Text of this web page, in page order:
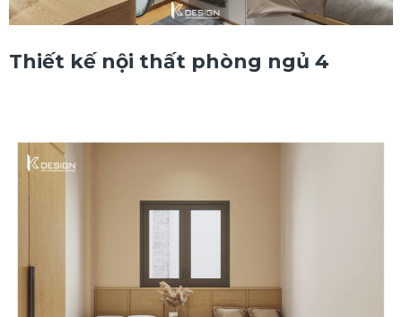
Thiết kế nội thất phòng ngủ 4